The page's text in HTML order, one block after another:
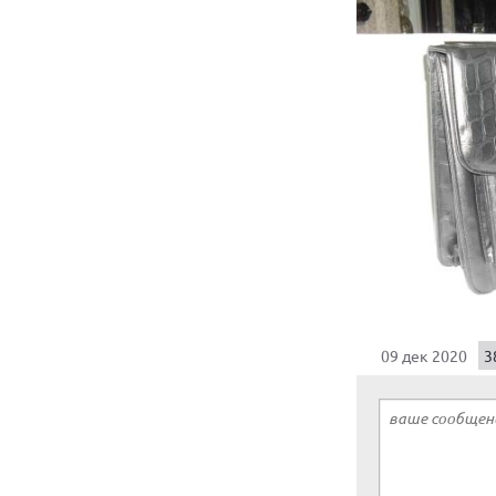
09 дек 2020